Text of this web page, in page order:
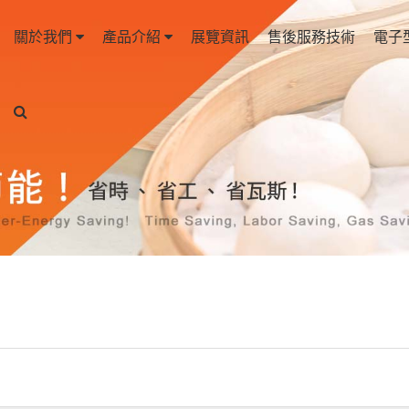
關於我們 產品介紹 展覽資訊 售後服務技術 電子